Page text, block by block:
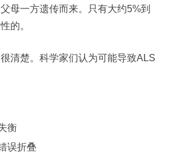
母一方遗传而来。只有大约5%到
的。
清楚。科学家们认为可能导致ALS
衡
误折叠